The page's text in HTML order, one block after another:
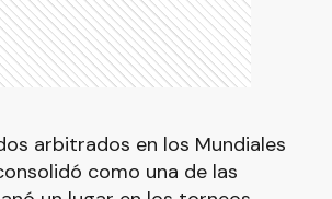
arbitrados en los Mundiales
como una de las